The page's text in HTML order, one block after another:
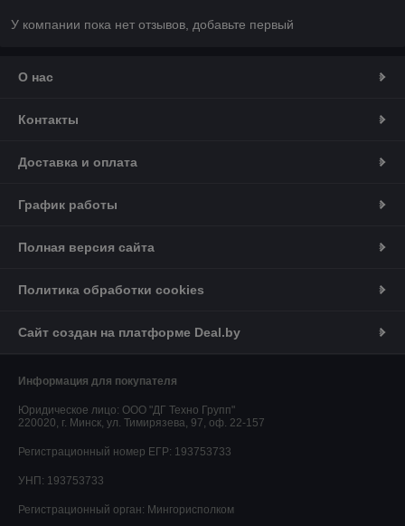
У компании пока нет отзывов, добавьте первый
О нас
Контакты
Доставка и оплата
График работы
Полная версия сайта
Политика обработки cookies
Сайт создан на платформе Deal.by
Информация для покупателя
Юридическое лицо: ООО "ДГ Техно Групп"
220020, г. Минск, ул. Тимирязева, 97, оф. 22-157
Регистрационный номер ЕГР: 193753733
УНП: 193753733
Регистрационный орган: Мингорисполком